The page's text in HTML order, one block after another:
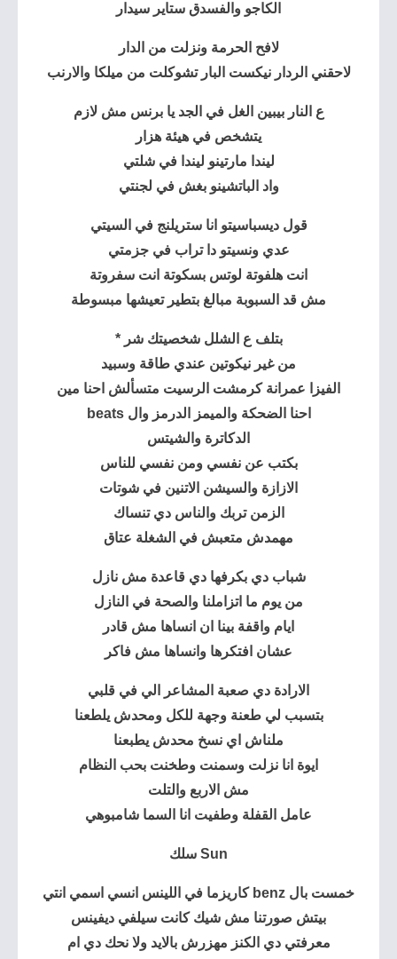
الكاجو والفسدق ستاير سيدار
لافح الحرمة ونزلت من الدار
لاحقني الردار نيكست البار تشوكلت من ميلكا والارنب
ع النار بيبين الغل في الجد يا برنس مش لازم
يتشخص في هيئة هزار
ليندا مارتينو ليندا في شلتي
واد الباتشينو بغش في لجنتي
قول ديسباسيتو انا ستريلنج في السيتي
عدي ونسيتو دا تراب في جزمتي
انت هلفوتة لوتس بسكوتة انت سفروتة
مش قد السبوبة مبالغ بتطير تعيشها مبسوطة
بتلف ع الشلل شخصيتك شر *
من غير نيكوتين عندي طاقة وسبيد
الفيزا عمرانة كرمشت الرسيت متسألش احنا مين
احنا الضحكة والميمز الدرمز وال beats
الدكاترة والشيتس
بكتب عن نفسي ومن نفسي للناس
الازازة والسيشن الاتنين في شوتات
الزمن تربك والناس دي تنساك
مهمدش متعبش في الشغلة عتاق
شباب دي بكرفها دي قاعدة مش نازل
من يوم ما اتزاملنا والصحة في النازل
ايام واقفة بينا ان انساها مش قادر
عشان افتكرها وانساها مش فاكر
الارادة دي صعبة المشاعر الي في قلبي
بتسبب لي طعنة وجهة للكل ومحدش يلطعنا
ملناش اي نسخ محدش يطبعنا
ايوة انا نزلت وسمنت وطخنت بحب النظام
مش الاربع والتلت
عامل القفلة وطفيت انا السما شامبوهي
Sun سلك
خمست بال benz كاريزما في اللينس انسي اسمي انتي
بيتش صورتنا مش شيك كانت سيلفي ديفينس
معرفتي دي الكنز مهزرش بالايد ولا نحك دي ام